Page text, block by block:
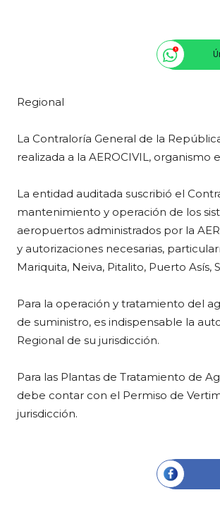
Regional
La Contraloría General de la
realizada a la AEROCIVIL,
La entidad auditada suscribió el
mantenimiento y operación de los
aeropuertos administrados por la
y autorizaciones necesarias,
Mariquita, Neiva, Pitalito, Puerto Asís,
Para la operación y tratamiento del
de suministro, es indispensable la
Regional de su jurisdicción.
Para las Plantas de Tratamiento de
debe contar con el Permiso de
jurisdicción.